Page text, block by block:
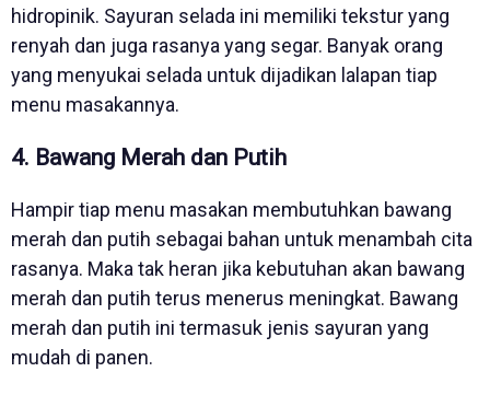
hidropinik. Sayuran selada ini memiliki tekstur yang
renyah dan juga rasanya yang segar. Banyak orang
yang menyukai selada untuk dijadikan lalapan tiap
menu masakannya.
4. Bawang Merah dan Putih
Hampir tiap menu masakan membutuhkan bawang
merah dan putih sebagai bahan untuk menambah cita
rasanya. Maka tak heran jika kebutuhan akan bawang
merah dan putih terus menerus meningkat. Bawang
merah dan putih ini termasuk jenis sayuran yang
mudah di panen.